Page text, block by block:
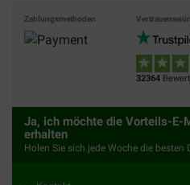
Zahlungsmethoden
32364
Ja, ich möchte die Vorteils-E-
erhalten
Holen Sie sich jede Woche die besten